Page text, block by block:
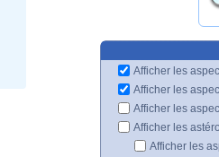
Afficher les
Afficher les
Afficher les
Afficher les
Afficher les